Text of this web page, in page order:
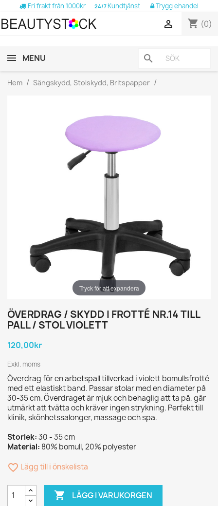
Fri frakt från 1000kr 24/7 Kundtjänst Trygg ehandel
shopping_cart (0)

MENU search
Hem Sängskydd, Stolskydd, Britspapper
Tryck för att expandera
ÖVERDRAG / SKYDD I FROTTÉ NR.14 TILL
PALL / STOL VIOLETT
120,00kr
Exkl. moms
Överdrag för en arbetspall tillverkad i violett bomullsfrotté
med ett elastiskt band. Passar stolar med en diameter på
30-35 cm. Överdraget är mjuk och behaglig att ta på, går
utmärkt att tvätta och kräver ingen strykning. Perfekt till
klinik, skönhetssalonger, massage och spa.
Storlek:30 - 35 cm
Material: 80% bomull, 20% polyester
favorite_border Lägg till i önskelista
 LÄGG I VARUKORGEN